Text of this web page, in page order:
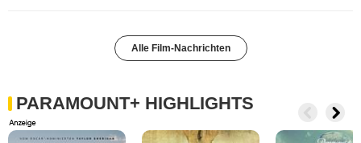
Alle Film-Nachrichten
PARAMOUNT+ HIGHLIGHTS